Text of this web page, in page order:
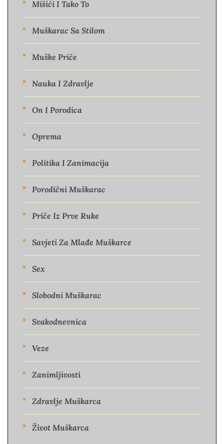
Mišići I Tako To
Muškarac Sa Stilom
Muške Priče
Nauka I Zdravlje
On I Porodica
Oprema
Politika I Zanimacija
Porodični Muškarac
Priče Iz Prve Ruke
Savjeti Za Mlađe Muškarce
Sex
Slobodni Muškarac
Svakodnevnica
Veze
Zanimljivosti
Zdravlje Muškarca
Život Muškarca